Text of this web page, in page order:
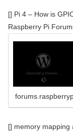
[] Pi 4 – How is
Raspberry Pi
[] memory mapping